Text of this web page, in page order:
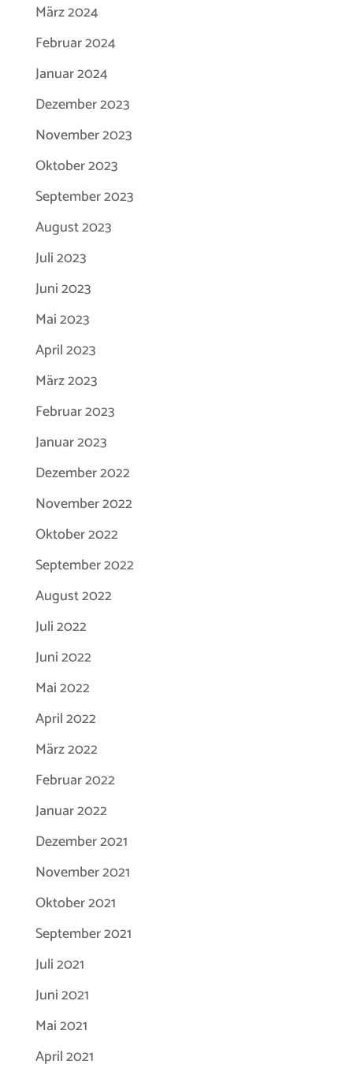
März 2024
Februar 2024
Januar 2024
Dezember 2023
November 2023
Oktober 2023
September 2023
August 2023
Juli 2023
Juni 2023
Mai 2023
April 2023
März 2023
Februar 2023
Januar 2023
Dezember 2022
November 2022
Oktober 2022
September 2022
August 2022
Juli 2022
Juni 2022
Mai 2022
April 2022
März 2022
Februar 2022
Januar 2022
Dezember 2021
November 2021
Oktober 2021
September 2021
Juli 2021
Juni 2021
Mai 2021
April 2021